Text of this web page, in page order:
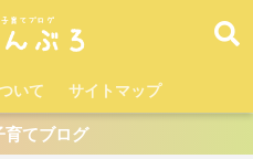
いて サイトマップ
育てブログ